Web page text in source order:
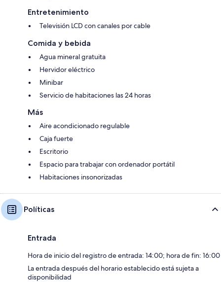
Entretenimiento
Televisión LCD con canales por cable
Comida y bebida
Agua mineral gratuita
Hervidor eléctrico
Minibar
Servicio de habitaciones las 24 horas
Más
Aire acondicionado regulable
Caja fuerte
Escritorio
Espacio para trabajar con ordenador portátil
Habitaciones insonorizadas
Políticas
Entrada
Hora de inicio del registro de entrada: 14:00; hora de fin: 16:00
La entrada después del horario establecido está sujeta a
disponibilidad